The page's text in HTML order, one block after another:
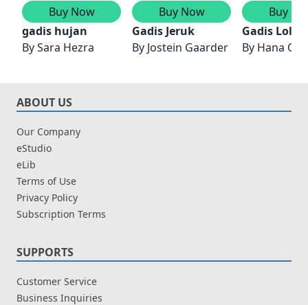
Buy Now
gadis hujan
BySara Hezra
Buy Now
Gadis Jeruk
By Jostein Gaarder
Buy
Gadis
By Hana
ABOUT US
Our Company
eStudio
eLib
Terms of Use
Privacy Policy
Subscription Terms
SUPPORTS
Customer Service
Business Inquiries